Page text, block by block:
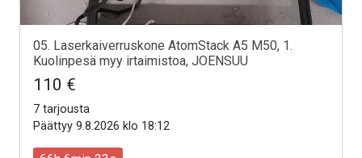
05. Laserkaiverruskone AtomStack A5 M50, 1.
Kuolinpesä myy irtaimistoa, JOENSUU
110 €
7 tarjousta
Päättyy 9.8.2026 klo 18:12